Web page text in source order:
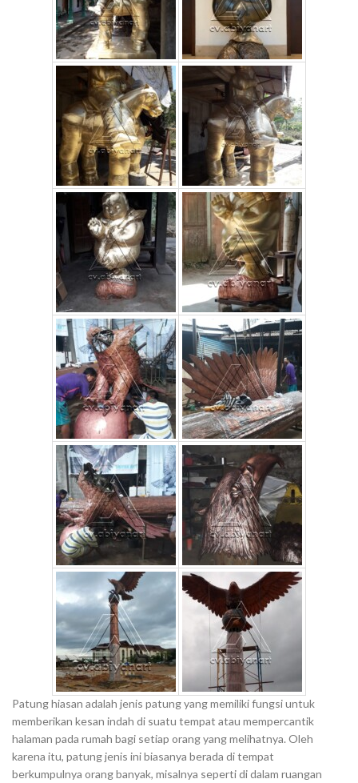
Patung hiasan adalah jenis patung yang memiliki fungsi untuk
memberikan kesan indah di suatu tempat atau mempercantik
halaman pada rumah bagi setiap orang yang melihatnya. Oleh
karena itu, patung jenis ini biasanya berada di tempat
berkumpulnya orang banyak, misalnya seperti di dalam ruangan